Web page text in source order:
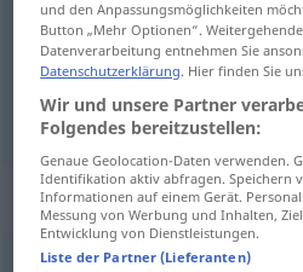
Wassern voda
Gewässern voda
Beispielsätze
und den Anpassungsmöglichkeiten
Button „Mehr Optionen“.
Datenverarbeitung entnehmen Sie
Datenschutzerklärung. Hier finden Sie
Wir und unsere Partner
Folgendes bereitzustellen:
Genaue Geolocation-Daten verwenden.
Identifikation aktiv abfragen. Speichern
Informationen auf einem Gerät.
Messung von Werbung und Inhalten,
Entwicklung von Dienstleistungen.
Liste der Partner (Lieferanten)